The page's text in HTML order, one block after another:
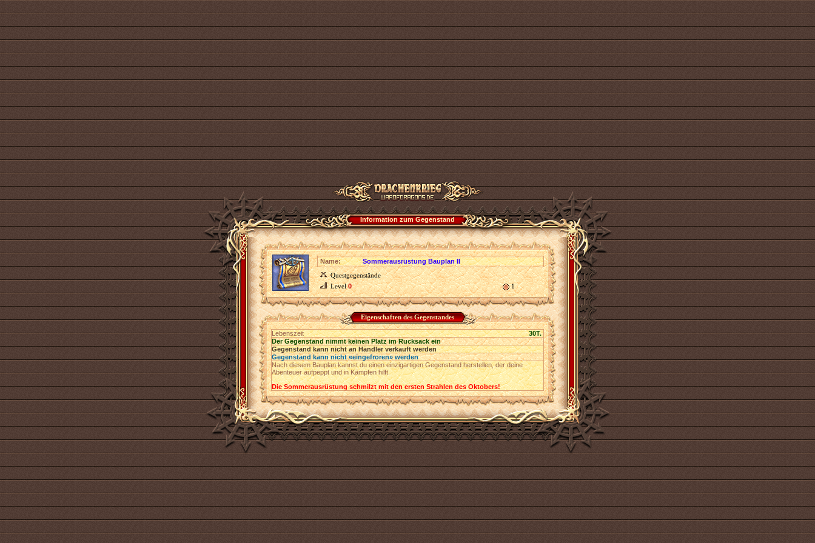
Information zum Gegenstand
Name:
Sommerausrüstung Bauplan II
Questgegenstände
Level0 1
Eigenschaften des Gegenstandes
Lebenszeit
30T.
Der Gegenstand nimmt keinen Platz im Rucksack ein
Gegenstand kann nicht an Händler verkauft werden
Gegenstand kann nicht «eingefroren» werden
Nach diesem Bauplan kannst du einen einzigartigen Gegenstand herstellen, der deine
Abenteuer aufpeppt und in Kämpfen hilft.
Die Sommerausrüstung schmilzt mit den ersten Strahlen des Oktobers!